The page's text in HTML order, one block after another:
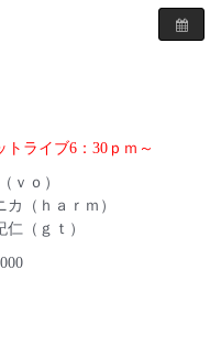
トライブ6：30ｐｍ～
ｖｏ）
カ（ｈａｒｍ）
（ｇｔ）